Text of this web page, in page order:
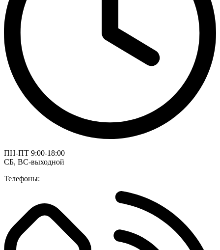
ПН-ПТ 9:00-18:00
СБ, ВС-выходной
Телефоны: